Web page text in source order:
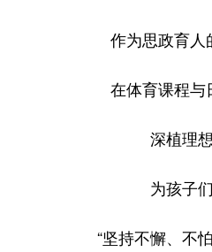
作为思政育人
在体育课程与
深植理
为孩子
“坚持不懈、不